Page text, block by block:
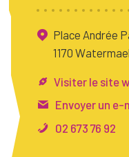
Connexion
Bruxelles
Place Andrée
1170
Visiter le site
Envoyer un e-
02 673 76 92